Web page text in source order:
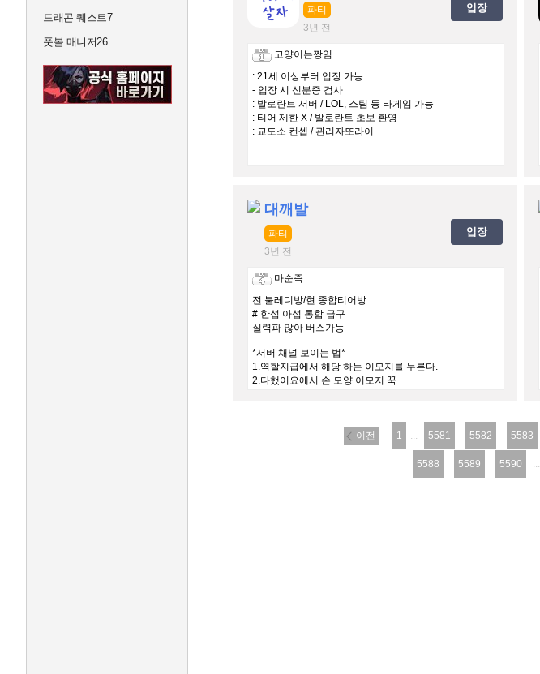
드래곤 퀘스트7
풋볼 매니저26
파티
3년 전
입장
고양이는짱임
: 21세 이상부터 입장 가능
- 입장 시 신분증 검사
: 발로란트 서버 / LOL, 스팀 등 타게임 가능
: 티어 제한 X / 발로란트 초보 환영
: 교도소 컨셉 / 관리자또라이
대깨발
파티
3년 전
입장
마순즉
전 불레디방/현 종합티어방
# 한섭 아섭 통합 급구
실력파 많아 버스가능
*서버 채널 보이는 법*
1.역할지급에서 해당 하는 이모지를 누른다.
2.다했어요에서 손 모양 이모지 꾹
이전 1 ... 5581 5582 5583
5588 5589 5590 ...